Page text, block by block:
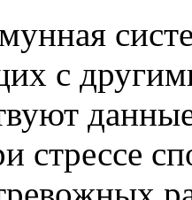
с
стрессе